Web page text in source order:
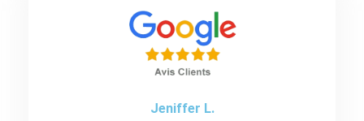
Jeniffer L.